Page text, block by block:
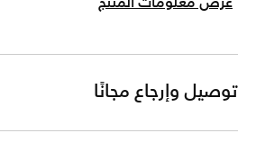
توصيل وإرجاع مجانًا